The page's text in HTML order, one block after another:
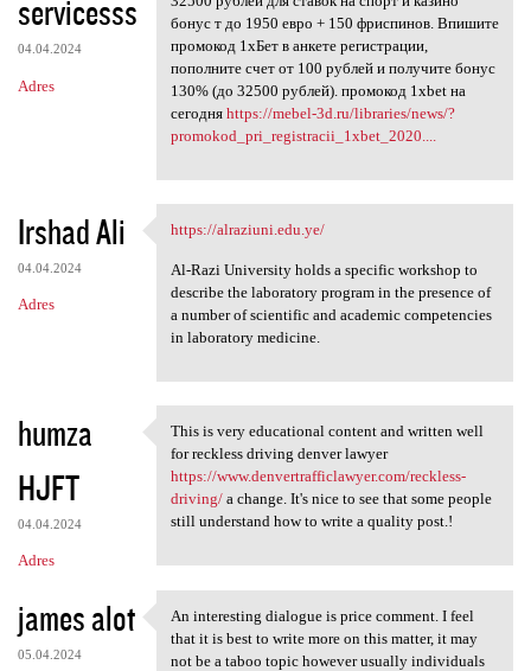
servicesss
04.04.2024
Adres
бонус т до 1950 евро + 150 фриспинов. Впишите
промокод 1хБет в анкете регистрации,
пополните счет от 100 рублей и получите бонус
130% (до 32500 рублей). промокод 1xbet на
сегодня https://mebel-3d.ru/libraries/news/?
promokod_pri_registracii_1xbet_2020....
Irshad Ali
04.04.2024
Adres
https://alraziuni.edu.ye/
https://alraziuni.edu.ye/
Al-Razi University holds a specific workshop to
describe the laboratory program in the presence of
a number of scientific and academic competencies
in laboratory medicine.
humza
HJFT
04.04.2024
Adres
This is very educational
This is very educational content and written well
for reckless driving denver lawyer
https://www.denvertrafficlawyer.com/reckless-
driving/a change. It's nice to see that some people
still understand how to write a quality post.!
james alot
05.04.2024
An interesting dialogue is
An interesting dialogue is price comment. I feel
that it is best to write more on this matter, it may
not be a taboo topic however usually individuals